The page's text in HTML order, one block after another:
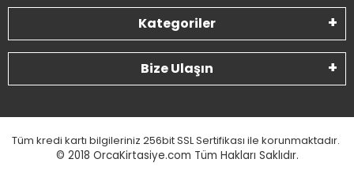
Kategoriler
Bize Ulaşın
Tüm kredi kartı bilgileriniz 256bit SSL Sertifikası ile korunmaktadır.
© 2018 OrcaKirtasiye.com Tüm Hakları Saklıdır.